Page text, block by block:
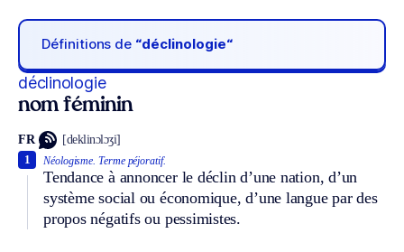
Définitions de “déclinologie“
déclinologie
nom féminin
FR [deklinɔlɔʒi]
Néologisme. Terme péjoratif.
Tendance à annoncer le déclin d’une nation, d’un
système social ou économique, d’une langue par des
propos négatifs ou pessimistes.
1